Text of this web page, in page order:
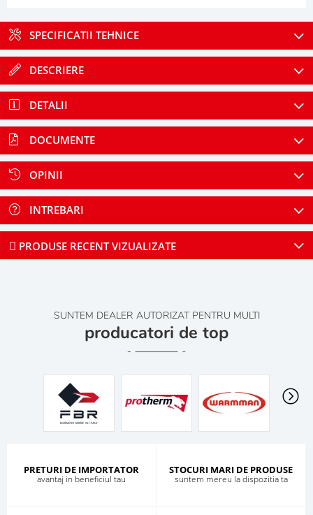
SPECIFICATII TEHNICE
DESCRIERE
DETALII
DOCUMENTE
OPINII
INTREBARI
PRODUSE RECENT VIZUALIZATE
SUNTEM DEALER AUTORIZAT PENTRU MULTI
producatori de top
PRETURI DE IMPORTATOR
avantaj in beneficiul tau
STOCURI MARI DE PRODUSE
suntem mereu la dispozitia ta